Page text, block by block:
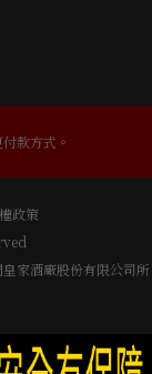
款方式。
政策
家酒廠股份有限公司所